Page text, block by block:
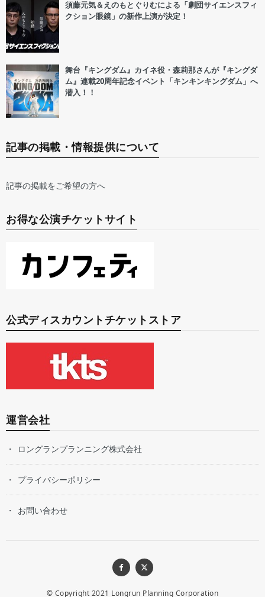
須藤元気＆えのもとぐりむによる「劇団サイエンスフィ
クション眼鏡」の新作上演が決定！
舞台『キングダム』カイネ役・森莉那さんが『キングダ
ム』連載20周年記念イベント「キンキンキングダム」へ
潜入！！
記事の掲載・情報提供について
記事の掲載をご希望の方へ
お得な公演チケットサイト
公式ディスカウントチケットストア
運営会社
ロングランプランニング株式会社
プライバシーポリシー
お問い合わせ
© Copyright 2021 Longrun Planning Corporation